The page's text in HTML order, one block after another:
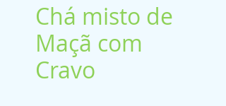
Chá misto de
Maçã com
Cravo